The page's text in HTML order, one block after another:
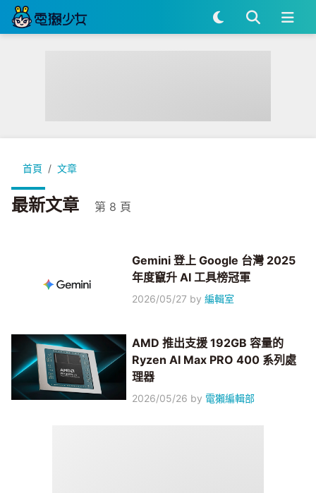
首頁 文章
最新文章 第 8 頁
Gemini 登上 Google 台灣 2025
年度竄升 AI 工具榜冠軍
2026/05/27 by編輯室
AMD 推出支援 192GB 容量的
Ryzen AI Max PRO 400 系列處
理器
2026/05/26 by 電獺編輯部